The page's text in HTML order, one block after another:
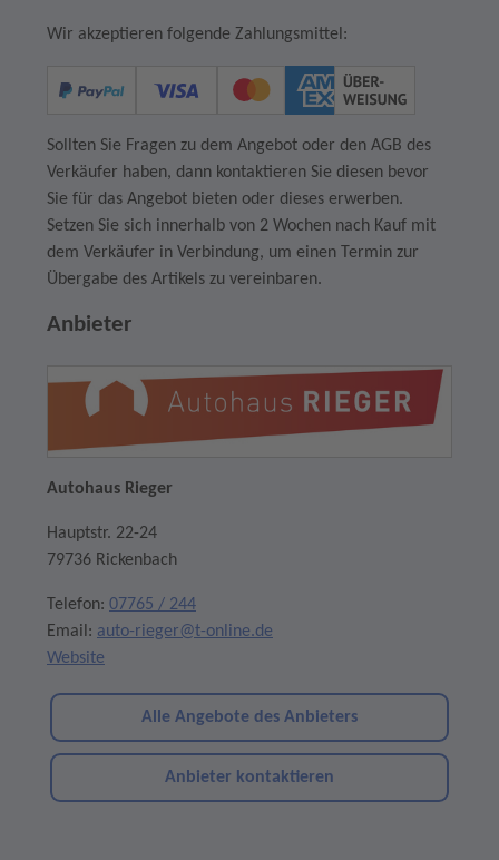
Wir akzeptieren folgende Zahlungsmittel:
Sollten Sie Fragen zu dem Angebot oder den AGB des
Verkäufer haben, dann kontaktieren Sie diesen bevor
Sie für das Angebot bieten oder dieses erwerben.
Setzen Sie sich innerhalb von 2 Wochen nach Kauf mit
dem Verkäufer in Verbindung, um einen Termin zur
Übergabe des Artikels zu vereinbaren.
Anbieter
Autohaus Rieger
Hauptstr. 22-24
79736 Rickenbach
Telefon: 07765 / 244
Email: auto-rieger@t-online.de
Website
Alle Angebote des Anbieters
Anbieter kontaktieren